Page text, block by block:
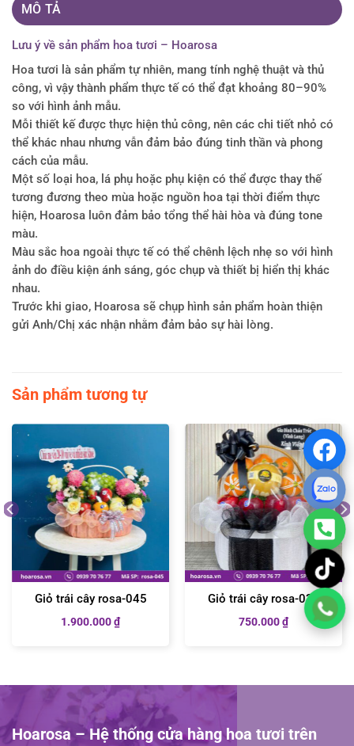
MÔ TẢ
Lưu ý về sản phẩm hoa tươi – Hoarosa
Hoa tươi là sản phẩm tự nhiên, mang tính nghệ thuật và thủ
công, vì vậy thành phẩm thực tế có thể đạt khoảng 80–90%
so với hình ảnh mẫu.
Mỗi thiết kế được thực hiện thủ công, nên các chi tiết nhỏ có
thể khác nhau nhưng vẫn đảm bảo đúng tinh thần và phong
cách của mẫu.
Một số loại hoa, lá phụ hoặc phụ kiện có thể được thay thế
tương đương theo mùa hoặc nguồn hoa tại thời điểm thực
hiện, Hoarosa luôn đảm bảo tổng thể hài hòa và đúng tone
màu.
Màu sắc hoa ngoài thực tế có thể chênh lệch nhẹ so với hình
ảnh do điều kiện ánh sáng, góc chụp và thiết bị hiển thị khác
nhau.
Trước khi giao, Hoarosa sẽ chụp hình sản phẩm hoàn thiện
gửi Anh/Chị xác nhận nhằm đảm bảo sự hài lòng.
Sản phẩm tương tự
Giỏ trái cây rosa-045
1.900.000₫
Giỏ trái cây rosa-027
750.000₫
Hoarosa – Hệ thống cửa hàng hoa tươi trên